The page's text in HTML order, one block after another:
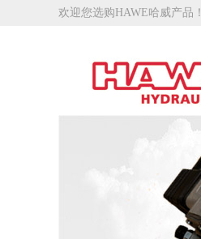
欢迎您选购HAWE哈威产品！